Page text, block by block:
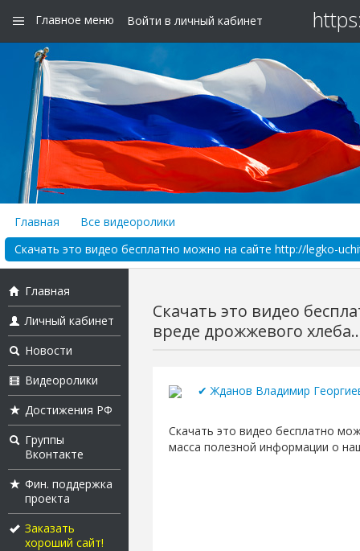
Главное меню Войти в личный кабинет
Главная
Все видеоролики
Скачать это видео бесплатно можно на сайте http://legko-
Главная
Личный кабинет
Новости
Видеоролики
Достижения РФ
Группы
Вконтакте
Фин. поддержка
проекта
Заказать
хороший сайт!
Скачать это видео
вреде дрожжевого
✔ Жданов Владимир
Скачать это видео бесплатно
масса полезной информации о